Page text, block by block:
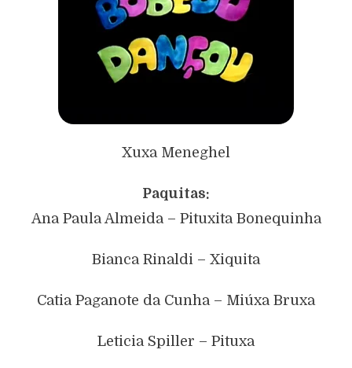
Xuxa Meneghel
Paquitas:
Ana Paula Almeida – Pituxita Bonequinha
Bianca Rinaldi – Xiquita
Catia Paganote da Cunha – Miúxa Bruxa
Leticia Spiller – Pituxa